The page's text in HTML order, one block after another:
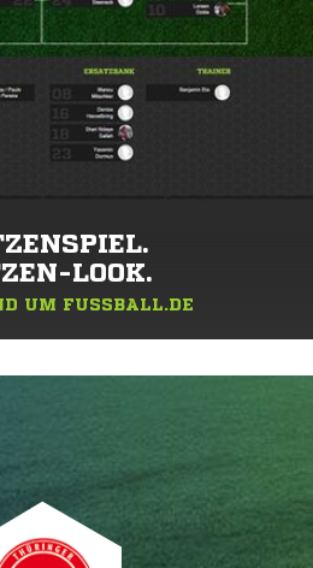
LOOK.
UM FUSSBALL.DE